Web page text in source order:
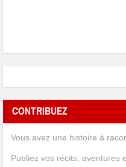
CONTRIBUEZ
Vous avez une histoire à
Publiez vos récits, aventures